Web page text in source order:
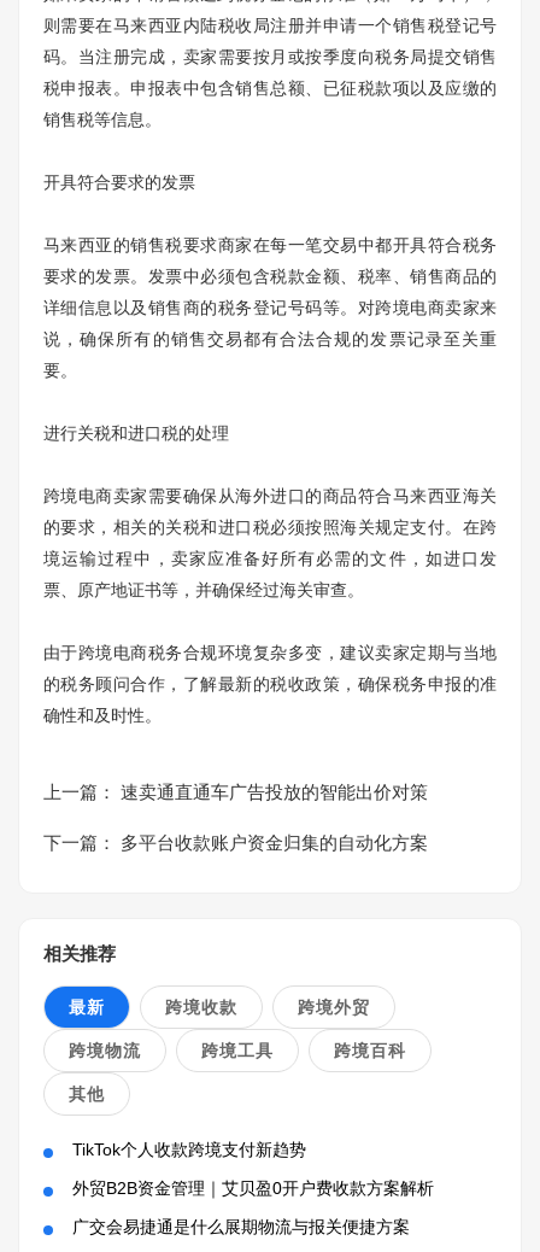
则需要在马来西亚内陆税收局注册并申请一个销售税登记号
码。当注册完成，卖家需要按月或按季度向税务局提交销售
税申报表。申报表中包含销售总额、已征税款项以及应缴的
销售税等信息。
开具符合要求的发票
马来西亚的销售税要求商家在每一笔交易中都开具符合税务
要求的发票。发票中必须包含税款金额、税率、销售商品的
详细信息以及销售商的税务登记号码等。对跨境电商卖家来
说，确保所有的销售交易都有合法合规的发票记录至关重
要。
进行关税和进口税的处理
跨境电商卖家需要确保从海外进口的商品符合马来西亚海关
的要求，相关的关税和进口税必须按照海关规定支付。在跨
境运输过程中，卖家应准备好所有必需的文件，如进口发
票、原产地证书等，并确保经过海关审查。
由于跨境电商税务合规环境复杂多变，建议卖家定期与当地
的税务顾问合作，了解最新的税收政策，确保税务申报的准
确性和及时性。
上一篇： 速卖通直通车广告投放的智能出价对策
下一篇： 多平台收款账户资金归集的自动化方案
相关推荐
最新 跨境收款 跨境外贸
跨境物流 跨境工具 跨境百科
其他
TikTok个人收款跨境支付新趋势
外贸B2B资金管理｜艾贝盈0开户费收款方案解析
广交会易捷通是什么展期物流与报关便捷方案